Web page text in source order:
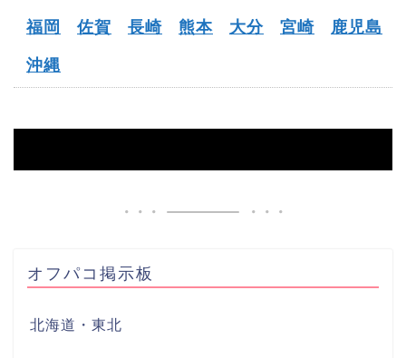
福岡 佐賀 長崎 熊本 大分 宮崎 鹿児島
沖縄
オフパコ掲示板
北海道・東北